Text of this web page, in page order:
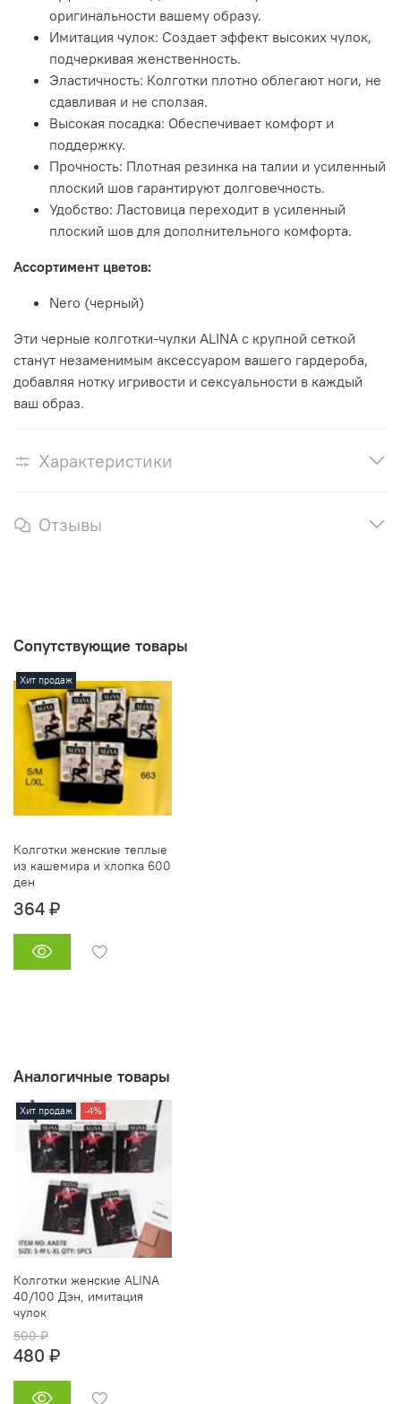
оригинальности вашему образу.
Имитация чулок: Создает эффект высоких чулок,
подчеркивая женственность.
Эластичность: Колготки плотно облегают ноги, не
сдавливая и не сползая.
Высокая посадка: Обеспечивает комфорт и
поддержку.
Прочность: Плотная резинка на талии и усиленный
плоский шов гарантируют долговечность.
Удобство: Ластовица переходит в усиленный
плоский шов для дополнительного комфорта.
Ассортимент цветов:
Nero (черный)
Эти черные колготки-чулки ALINA с крупной сеткой
станут незаменимым аксессуаром вашего гардероба,
добавляя нотку игривости и сексуальности в каждый
ваш образ.
Характеристики
Отзывы
Сопутствующие товары
Хит продаж
Колготки женские теплые
из кашемира и хлопка 600
ден
364 ₽
Аналогичные товары
Хит продаж -4%
Колготки женские ALINA
40/100 Дэн, имитация
чулок
500 ₽
480 ₽